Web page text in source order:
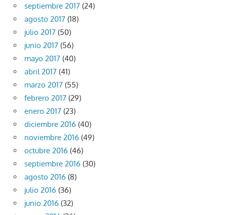
septiembre 2017 (24)
agosto 2017 (18)
julio 2017 (50)
junio 2017 (56)
mayo 2017 (40)
abril 2017 (41)
marzo 2017 (55)
febrero 2017 (29)
enero 2017 (23)
diciembre 2016 (40)
noviembre 2016 (49)
octubre 2016 (46)
septiembre 2016 (30)
agosto 2016 (8)
julio 2016 (36)
junio 2016 (32)